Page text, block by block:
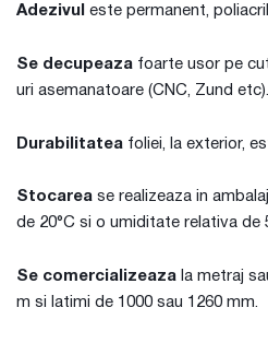
Adezivul este permanent,
Se decupeaza foarte usor pe
uri asemanatoare (CNC, Zund etc).
Durabilitatea foliei, la exterior,
Stocarea se realizeaza in
de 20°C si o umiditate relativa de
Se comercializeaza la metraj
m si latimi de 1000 sau 1260 mm.